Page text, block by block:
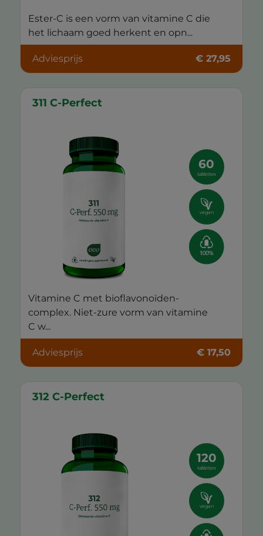
Ester-C is een vorm van vitamine C die
het lichaam goed herkent en opn...
Adviesprijs € 27,95
311 C-Perfect
60
tabletten
vegan
Vitamine C met bioflavonoïden-
complex. Niet-zure vorm van vitamine
C w...
Adviesprijs € 17,50
312 C-Perfect
120
tabletten
vegan